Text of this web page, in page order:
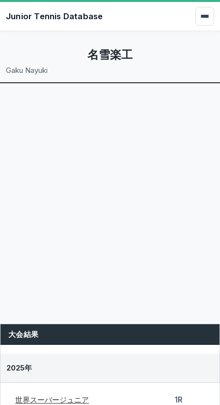
Junior Tennis Database
名雪楽工
Gaku Nayuki
大会結果
2025年
世界スーパージュニア 1R